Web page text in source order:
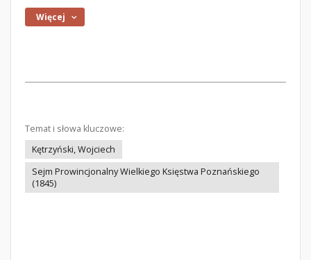
Więcej
Temat i słowa kluczowe:
Kętrzyński, Wojciech
Sejm Prowincjonalny Wielkiego Księstwa Poznańskiego
(1845)